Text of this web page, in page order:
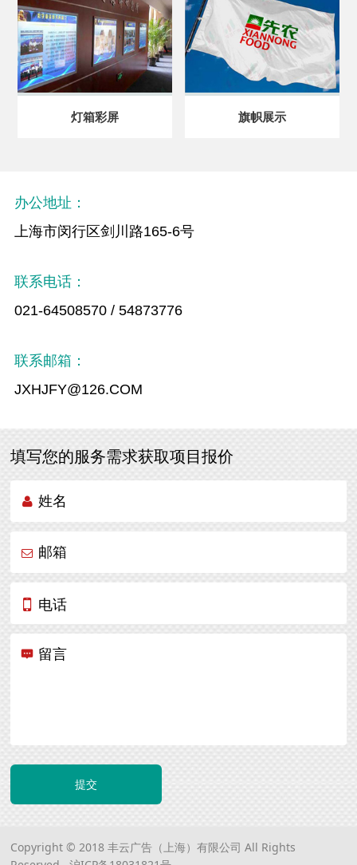
灯箱彩屏 旗帜展示
办公地址：
上海市闵行区剑川路165-6号
联系电话：
021-64508570 / 54873776
联系邮箱：
JXHJFY@126.COM
填写您的服务需求获取项目报价
姓名
邮箱
电话
留言
提交
Copyright © 2018 丰云广告（上海）有限公司 All Rights